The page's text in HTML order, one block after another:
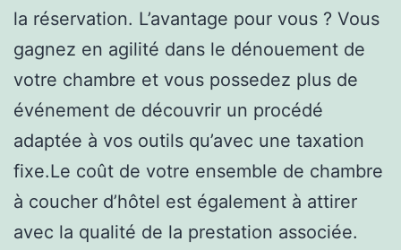
la réservation. L’avantage pour vous ? Vous
gagnez en agilité dans le dénouement de
votre chambre et vous possedez plus de
événement de découvrir un procédé
adaptée à vos outils qu’avec une taxation
fixe.Le coût de votre ensemble de chambre
à coucher d’hôtel est également à attirer
avec la qualité de la prestation associée.